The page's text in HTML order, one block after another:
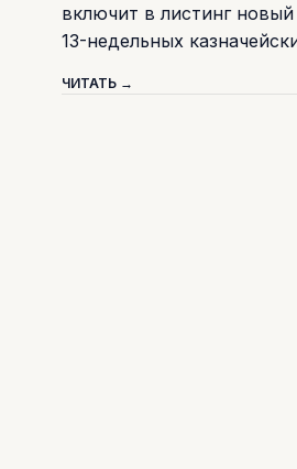
включит в листинг
13-недельных
ЧИТАТЬ →